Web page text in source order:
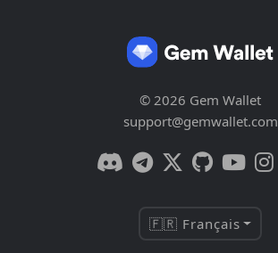
© 2026 Gem Wallet
support@gemwallet.com
🇫🇷 Français